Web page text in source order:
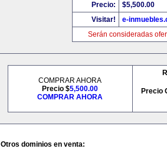
Precio:
$5,500.00
Visitar!
e-
Serán consideradas
COMPRAR AHORA
Precio $5,500.00
COMPRAR AHORA
Precio
Otros dominios en venta: